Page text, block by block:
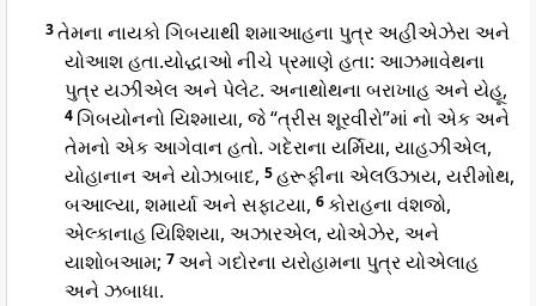
3તેમના નાયકો ગિબયાથી શમાઆહના પુત્ર અહીએઝેરા અને
યોઆશ હતા.યોદ્ધાઓ નીચે પ્રમાણે હતા: આઝમાવેથના
પુત્ર યઝીએલ અને પેલેટ. અનાથોથના બરાખાહ અને યેહૂ,
4 ગિબયોનનો યિશ્માયા, જે “ત્રીસ શૂરવીરો”માં નો એક અને
તેમનો એક આગેવાન હતો. ગદેરાના યર્મિયા, યાહઝીએલ,
યોહાનાન અને યોઝાબાદ, 5હરૂફીના એલઉઝાય, યરીમોથ,
બઆલ્યા, શમાર્યા અને સફાટયા, 6કોરાહના વંશજો,
એલ્કાનાહ યિશ્શિયા, અઝારએલ, યોએઝેર, અને
યાશોબઆમ; 7અને ગદોરના યરોહામના પુત્ર યોએલાહ
અને ઝબાધા.